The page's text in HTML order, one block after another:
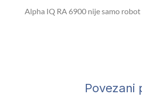
Alpha IQ RA 6900 nije samo
Povezani